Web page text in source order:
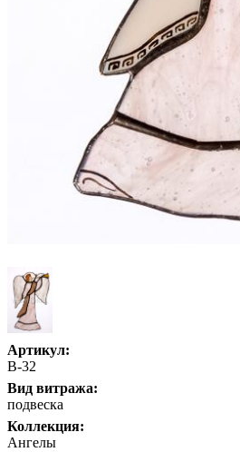
Артикул:
В-32
Вид витража:
подвеска
Коллекция:
Ангелы